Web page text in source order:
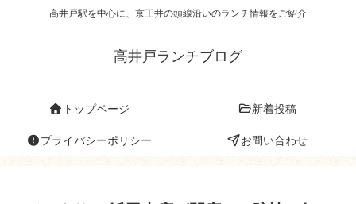
高井戸駅を中心に、京王井の頭線沿いのランチ情報をご紹介
高井戸ランチブログ
トップページ 新着投稿
プライバシーポリシー お問い合わせ